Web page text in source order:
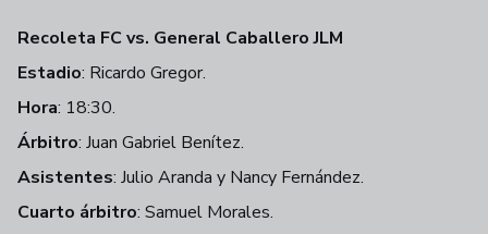
Recoleta FC vs. General Caballero JLM
Estadio: Ricardo Gregor.
Hora: 18:30.
Árbitro: Juan Gabriel Benítez.
Asistentes: Julio Aranda y Nancy Fernández.
Cuarto árbitro: Samuel Morales.